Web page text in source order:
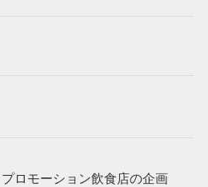
プロモーション飲食店の企画